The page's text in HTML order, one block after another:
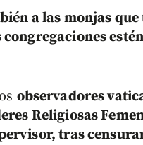
a las monjas
observadores
Religiosas
tras